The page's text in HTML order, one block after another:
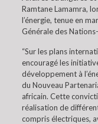
Ramtane Lamamra,
l’énergie, tenue en
Générale des
“Sur les plans
encouragé les
développement à
du Nouveau
africain. Cette
réalisation de
compris électriques,